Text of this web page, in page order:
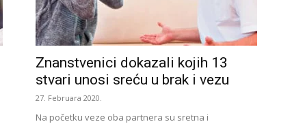
Znanstvenici dokazali kojih 13
stvari unosi sreću u brak i vezu
27. Februara 2020.
Na početku veze oba partnera su sretna i